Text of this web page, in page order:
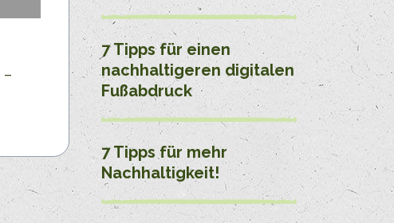
–
7 Tipps für einen
nachhaltigeren digitalen
Fußabdruck
7 Tipps für mehr
Nachhaltigkeit!